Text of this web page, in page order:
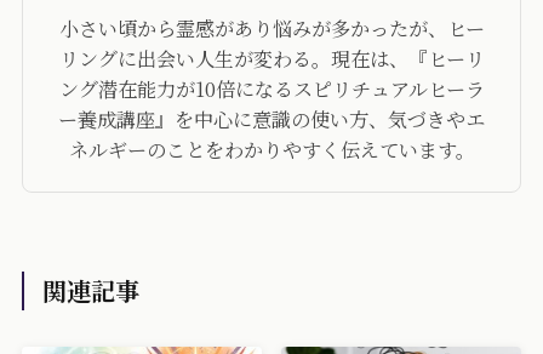
小さい頃から霊感があり悩みが多かったが、ヒー
リングに出会い人生が変わる。現在は、『ヒーリ
ング潜在能力が10倍になるスピリチュアルヒーラ
ー養成講座』を中心に意識の使い方、気づきやエ
ネルギーのことをわかりやすく伝えています。
関連記事